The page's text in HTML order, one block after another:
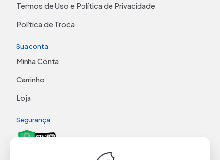
Termos de Uso e Política de Privacidade
Política de Troca
Sua conta
Minha Conta
Carrinho
Loja
Segurança